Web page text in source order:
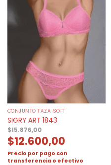
CONJUNTO TAZA SOFT
SIGRY ART 1843
$15.876,00
$12.600,00
Precio por pago con
transferencia o efectivo